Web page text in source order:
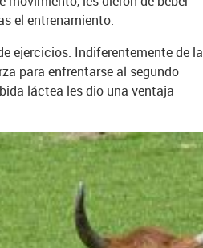
el entrenamiento.
ejercicios. Indiferentemente de la
para enfrentarse al segundo
láctea les dio una ventaja